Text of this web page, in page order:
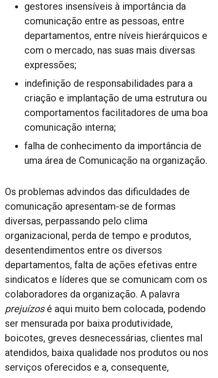
gestores insensíveis à importância da
comunicação entre as pessoas, entre
departamentos, entre níveis hierárquicos e
com o mercado, nas suas mais diversas
expressões;
indefinição de responsabilidades para a
criação e implantação de uma estrutura ou
comportamentos facilitadores de uma boa
comunicação interna;
falha de conhecimento da importância de
uma área de Comunicação na organização.
Os problemas advindos das dificuldades de
comunicação apresentam-se de formas
diversas, perpassando pelo clima
organizacional, perda de tempo e produtos,
desentendimentos entre os diversos
departamentos, falta de ações efetivas entre
sindicatos e líderes que se comunicam com os
colaboradores da organização. A palavra
prejuízosé aqui muito bem colocada, podendo
ser mensurada por baixa produtividade,
boicotes, greves desnecessárias, clientes mal
atendidos, baixa qualidade nos produtos ou nos
serviços oferecidos e a, consequente,